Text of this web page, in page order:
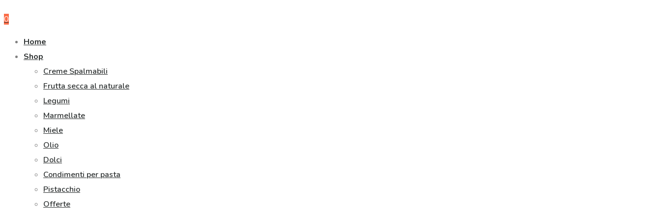
0
Home
Shop
Creme Spalmabili
Frutta secca al naturale
Legumi
Marmellate
Miele
Olio
Dolci
Condimenti per pasta
Pistacchio
Offerte